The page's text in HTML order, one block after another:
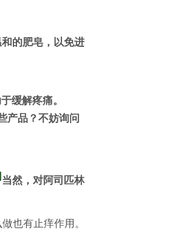
的肥皂，以免进
缓解疼痛。
产品？不妨询问
当然，对阿司匹林
也有止痒作用。